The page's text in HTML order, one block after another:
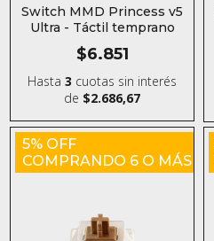
Switch MMD Princess v5
Ultra - Táctil temprano
$6.851
Hasta3 cuotas sin interés
de $2.686,67
5% OFF
COMPRANDO 6 O MÁS